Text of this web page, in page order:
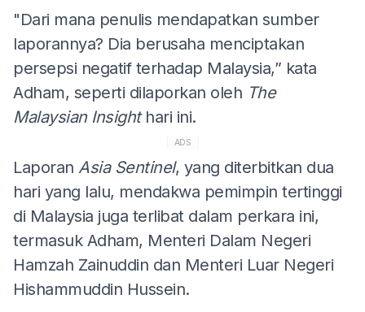
"Dari mana penulis mendapatkan sumber
laporannya? Dia berusaha menciptakan
persepsi negatif terhadap Malaysia,” kata
Adham, seperti dilaporkan oleh The
Malaysian Insight hari ini.
ADS
Laporan Asia Sentinel, yang diterbitkan dua
hari yang lalu, mendakwa pemimpin tertinggi
di Malaysia juga terlibat dalam perkara ini,
termasuk Adham, Menteri Dalam Negeri
Hamzah Zainuddin dan Menteri Luar Negeri
Hishammuddin Hussein.